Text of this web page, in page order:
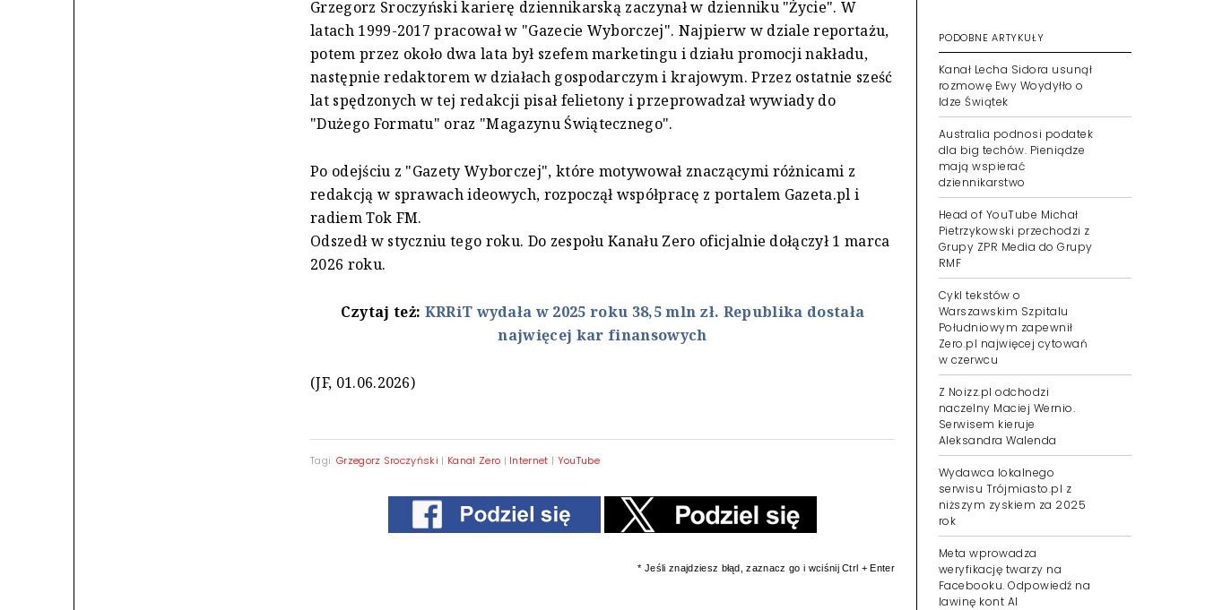
Grzegorz Sroczyński karierę dziennikarską zaczynał w dzienniku "Życie". W
latach 1999-2017 pracował w "Gazecie Wyborczej". Najpierw w dziale reportażu,
potem przez około dwa lata był szefem marketingu i działu promocji nakładu,
następnie redaktorem w działach gospodarczym i krajowym. Przez ostatnie sześć
lat spędzonych w tej redakcji pisał felietony i przeprowadzał wywiady do
"Dużego Formatu" oraz "Magazynu Świątecznego".
Po odejściu z "Gazety Wyborczej", które motywował znaczącymi różnicami z
redakcją w sprawach ideowych, rozpoczął współpracę z portalem Gazeta.pl i
radiem Tok FM.
Odszedł w styczniu tego roku. Do zespołu Kanału Zero oficjalnie dołączył 1 marca
2026 roku.
Czytaj też: KRRiT wydała w 2025 roku 38,5 mln zł. Republika dostała
najwięcej kar finansowych
(JF, 01.06.2026)
Tagi: Grzegorz Sroczyński | Kanał Zero | Internet | YouTube
* Jeśli znajdziesz błąd, zaznacz go i wciśnij Ctrl + Enter
PODOBNE ARTYKUŁY
Kanał Lecha Sidora usunął
rozmowę Ewy Woydyłło o
Idze Świątek
Australia podnosi podatek
dla big techów. Pieniądze
mają wspierać
dziennikarstwo
Head of YouTube Michał
Pietrzykowski przechodzi z
Grupy ZPR Media do Grupy
RMF
Cykl tekstów o
Warszawskim Szpitalu
Południowym zapewnił
Zero.pl najwięcej cytowań
w czerwcu
Z Noizz.pl odchodzi
naczelny Maciej Wernio.
Serwisem kieruje
Aleksandra Walenda
Wydawca lokalnego
serwisu Trójmiasto.pl z
niższym zyskiem za 2025
rok
Meta wprowadza
weryfikację twarzy na
Facebooku. Odpowiedź na
lawinę kont AI